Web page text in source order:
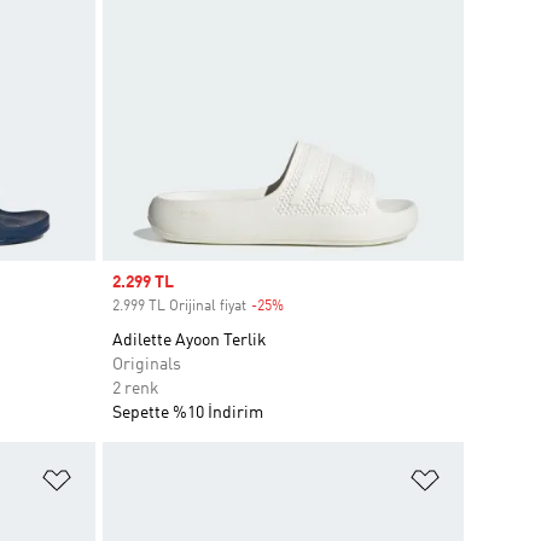
Sale price
2.299 TL
2.999 TL Orijinal fiyat -25%Discount
Adilette Ayoon Terlik
Originals
2 renk
Sepette %10 İndirim